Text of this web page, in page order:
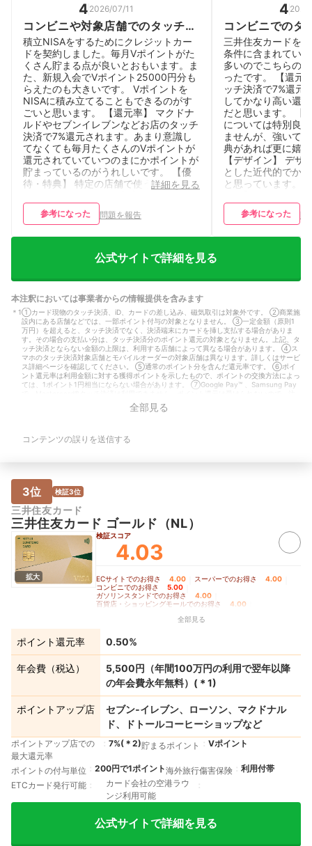
4 2026/07/11
コンビニや対象店舗でのタッチ決
済で最大7%還元が魅力の王道カ
ード
積立NISAをするためにクレジットカー
ドを契約しました。毎月Vポイントがた
くさん貯まる点が良いとおもいます。ま
た、新規入会でVポイント25000円分も
らえたのも大きいです。 Vポイントを
NISAに積み立てることもできるのがす
ごいと思います。 【還元率】 マクドナ
ルドやセブンイレブンなどお店のタッチ
決済で7%還元されます。あまり意識し
てなくても毎月たくさんのVポイントが
還元されていていつのまにかポイントが
貯まっているのがうれしいです。 【優
待・特典】 特定の店舗で使うクーポン
ですが、無料保険などもあるのが便利で
す。 【デザイン】 ナンバーレスなのが
しているカードは可愛くてプラス料金か
かりますが発行できるのも良いです。
【アプリ・Webサービス】 アプリはロ
がわかるのが良いです。また残り何円使
えるかや、キャンペーンなどわかりやす
い仕様になっています。 【基本情報】
職業：パート・アルバイト 利用期間：
半年～1年未満 主な利用シーン：ネット
ショッピング、その他 月間利用額：5〜
10万円未満 重要視しているポイント：
年会費が無料・安い 保有カード枚数：1
詳細を見る
参考になった 問題を報告
4
コンビニでのタ
元。他のカード
誇る。
三井住友カードを
条件に含まれてい
多いのでこちらの
ったです。 【還元
ッチ決済で7%還元
してかなり高い還
だと思います。 【
については特別良
ませんが、強いて
典があれば更に嬉
【デザイン】 デザ
とした近代的でか
と思っています。
がありますし、ス
から操作がわかり
イント還元率が高
参考になった
公式サイトで詳細を見る
本注釈においては事業者からの情報提供を含みます
＊ 1①カード現物のタッチ決済、iD、カードの差し込み、磁気取引は対象外です。 ②商業施
設内にある店舗などでは、一部ポイント付与の対象となりません。 ③一定金額（原則1
万円）を超えると、タッチ決済でなく、決済端末にカードを挿し支払する場合がありま
す。その場合の支払い分は、タッチ決済分のポイント還元の対象となりません。上記、タ
ッチ決済とならない金額の上限は、利用する店舗によって異なる場合があります。 ④ス
マホのタッチ決済対象店舗とモバイルオーダーの対象店舗は異なります。詳しくはサービ
ス詳細ページを確認してください。 ⑤通常のポイント分を含んだ還元率です。 ⑥ポイ
ント還元率は利用金額に対する獲得ポイントを示したもので、ポイントの交換方法によっ
ては、1ポイント1円相当にならない場合があります。 ⑦Google Pay™ 、Samsung Pay
①カード現物のタッチ決済、iD、カードの差し込み、磁気取引は対象外です。 ②商業施
す。その場合の支払い分は、タッチ決済分のポイント還元の対象となりません。上記、タ
ては、1ポイント1円相当にならない場合があります。 ⑦Google Pay™ 、Samsung Pay
で、Mastercard®タッチ決済は利用できません。ポイント還元は受けられないので、注
意してください。
＊3①カード現物のタッチ決済、iD、カードの差し込み、磁気取引は対象外です。 ②商業施
設内にある店舗などでは、一部ポイント付与の対象となりません。 ③一定金額（原則1
万円）を超えると、タッチ決済でなく、決済端末にカードを挿し支払する場合がありま
す。その場合の支払い分は、タッチ決済分のポイント還元の対象となりません。上記、タ
ッチ決済とならない金額の上限は、利用する店舗によって異なる場合があります。 ④ス
マホのタッチ決済対象店舗とモバイルオーダーの対象店舗は異なります。詳しくはサービ
ス詳細ページを確認してください。 ⑤通常のポイント分を含んだ還元率です。 ⑥ポイ
ント還元率は利用金額に対する獲得ポイントを示したもので、ポイントの交換方法によっ
ては、1ポイント1円相当にならない場合があります。 ⑦Google Pay™ 、Samsung Pay
で、Mastercard®タッチ決済は利用できません。ポイント還元は受けられないので、注
ポイントを付与します。 さらに、株式会社Oliveコンサルティングが提供するOlive資産
運用サービスにお申し込みのうえ、株式会社三井住友銀行および株式会社Oliveコンサル
ティングが提供する資産運用特典の条件を達成することで、最大2%のポイントを上乗せ
して付与します。 条件や特典内容の詳細は「三井住友カードつみたて投資」ページをご
確認ください。
＊5即時発行ができない場合があります
全部見る
コンテンツの誤りを送信する
3位 検証3位
三井住友カード
三井住友カード ゴールド（NL）
拡大
検証スコア
4.03
ECサイトでのお得さ 4.00 スーパーでのお得さ 4.00
コンビニでのお得さ 5.00
ガソリンスタンドでのお得さ 4.00
百貨店・ショッピングモールでのお得さ 4.00
3.50｜
ドラッグストアでのお得さ
公共料金支払いでのお得さ
クレカ積立でのお得さ
その他の店舗・サービスでのお得さ 3.50｜
ポイントの貯めやすさ ｜ 年会費の安さ 3.50｜
ポイントの使いやすさ 5.00
全部見る
ポイント還元率 0.50%
年会費（税込）
5,500円（年間100万円の利用で翌年以降
の年会費永年無料） (＊1)
ポイントアップ店
セブン‐イレブン、ローソン、マクドナル
ド、ドトールコーヒーショップなど
ポイントアップ店での
最大還元率
7%(＊ 2)貯まるポイント Vポイント
ポイントの付与単位 200円で1ポイント海外旅行傷害保険
利用付帯
ETCカード発行可能
カード会社の空港ラウ
ンジ利用可能
公式サイトで詳細を見る